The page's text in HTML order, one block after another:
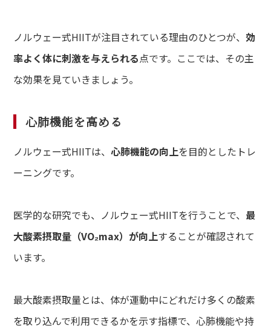
ノルウェー式HIITが注目されている理由のひとつが、効
率よく体に刺激を与えられる点です。ここでは、その主
な効果を見ていきましょう。
心肺機能を高める
ノルウェー式HIITは、心肺機能の向上を目的としたトレ
ーニングです。
医学的な研究でも、ノルウェー式HIITを行うことで、 最
大酸素摂取量（VO₂max）が向上することが確認されて
います。
最大酸素摂取量とは、体が運動中にどれだけ多くの酸素
を取り込んで利用できるかを示す指標で、心肺機能や持